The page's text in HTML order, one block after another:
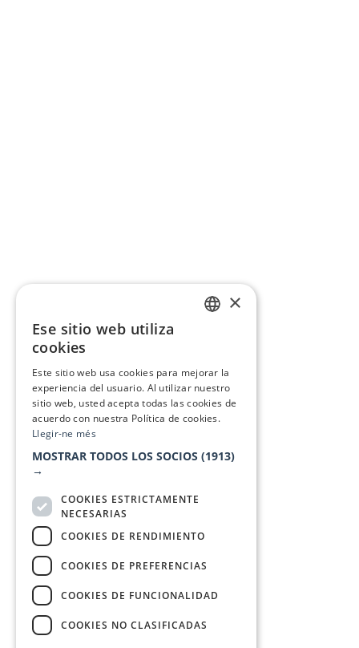
×
Ese sitio web utiliza
cookies
Este sitio web usa cookies para mejorar la
experiencia del usuario. Al utilizar nuestro
sitio web, usted acepta todas las cookies de
acuerdo con nuestra Política de cookies.
Llegir-ne més
MOSTRAR TODOS LOS SOCIOS (1913)
→
COOKIES ESTRICTAMENTE
NECESARIAS
COOKIES DE RENDIMIENTO
COOKIES DE PREFERENCIAS
COOKIES DE FUNCIONALIDAD
COOKIES NO CLASIFICADAS